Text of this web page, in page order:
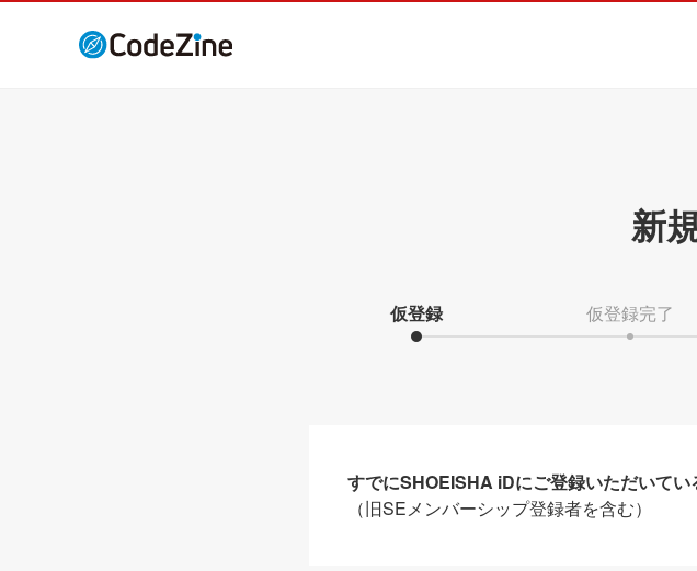
新
仮登録 仮登録完了
すでにSHOEISHA iDにご登録いただいてい
（旧SEメンバーシップ登録者を含む）